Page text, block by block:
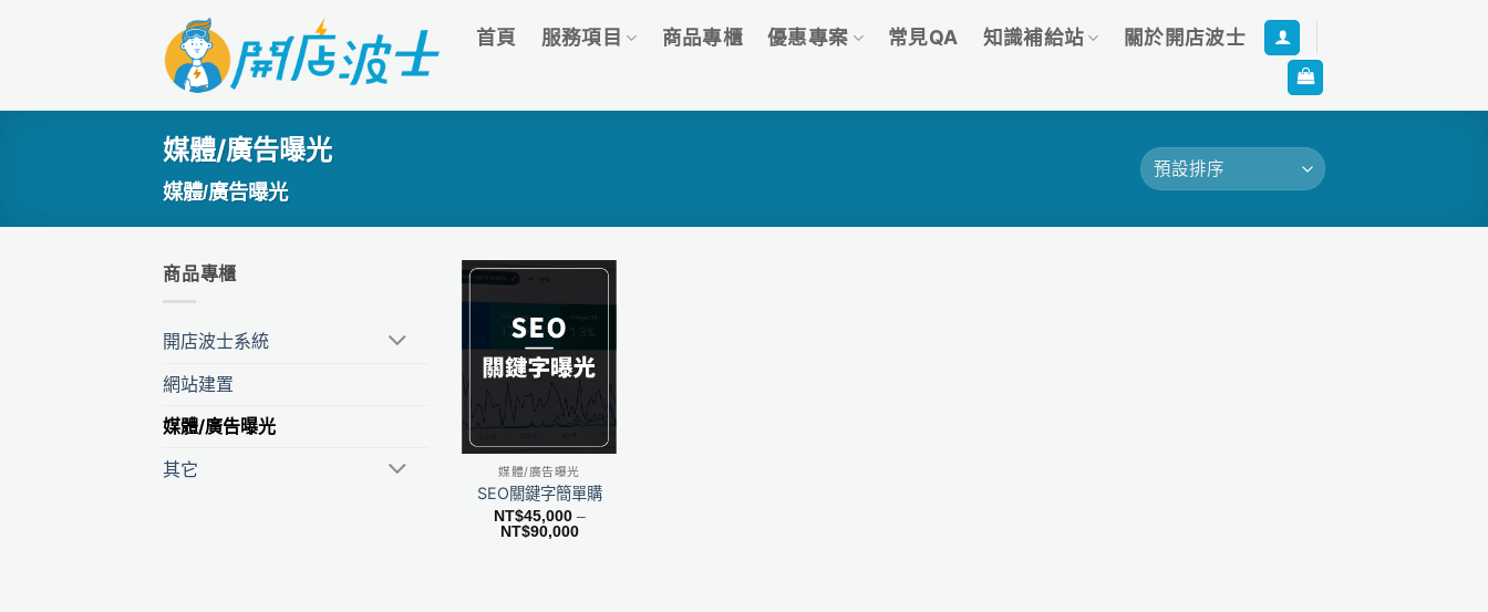
首頁 服務項目 商品專櫃 優惠專案 常見QA 知識補給站 關於開店波士
媒體/廣告曝光
媒體/廣告曝光
商品專櫃
開店波士系統
網站建置
媒體/廣告曝光
其它
媒體/廣告曝光
SEO關鍵字簡單購
NT$45,000 –
NT$90,000價